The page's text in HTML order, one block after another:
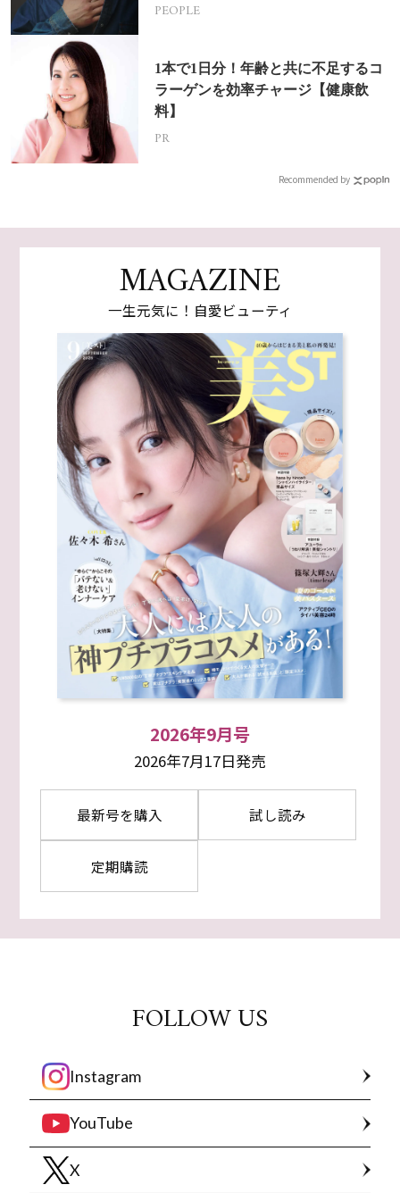
挑戦
PEOPLE
1本で1日分！年齢と共に不足するコ
ラーゲンを効率チャージ【健康飲
料】
PR
Recommended by
MAGAZINE
一生元気に！自愛ビューティ
2026年9月号
2026年7月17日発売
最新号を購入 試し読み
定期購読
FOLLOW US
Instagram
YouTube
X